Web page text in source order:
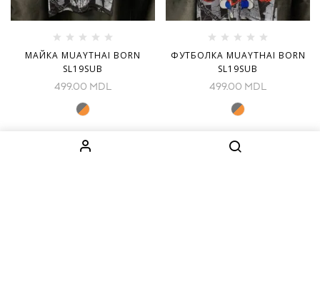
МАЙКА MUAYTHAI BORN
SL19SUB
499.00 MDL
ФУТБОЛКА MUAYTHAI BORN
SL19SUB
499.00 MDL